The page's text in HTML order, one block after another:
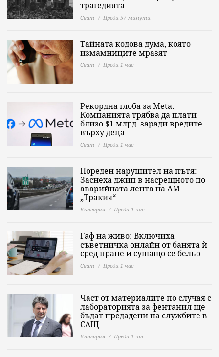
трагедията
Свят Преди 57 минути
Тайната кодова дума, която
измамниците мразят
Свят Преди 1 час
Рекордна глоба за Meta:
Компанията трябва да плати
близо $1 млрд. заради вредите
върху деца
Свят Преди 1 час
Пореден нарушител на пътя:
Заснеха джип в насрещното по
аварийната лента на АМ
„Тракия“
България Преди 1 час
Гаф на живо: Включиха
съветничка онлайн от банята ѝ
сред пране и сушащо се бельо
Свят Преди 1 час
Част от материалите по случая с
лабораторията за фентанил ще
бъдат предадени на службите в
САЩ
България Преди 1 час